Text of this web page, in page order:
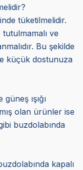
tüketilmelidir.
tutulmamalı ve
Bu şekilde
küçük dostunuza
ışığı
olan ürünler ise
buzdolabında
kapalı